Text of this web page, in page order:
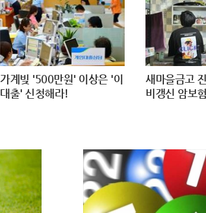
가계빚 '500만원' 이상은 '이
대출' 신청해라!
새마을금고
비갱신 암보